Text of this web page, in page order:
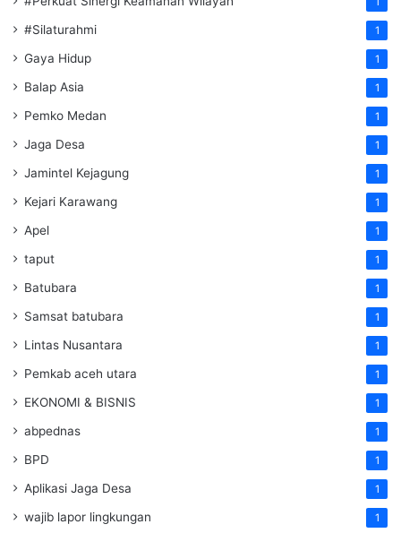
#Silaturahmi 1
Gaya Hidup 1
Balap Asia 1
Pemko Medan 1
Jaga Desa 1
Jamintel Kejagung 1
Kejari Karawang 1
Apel 1
taput 1
Batubara 1
Samsat batubara 1
Lintas Nusantara 1
Pemkab aceh utara 1
EKONOMI & BISNIS 1
abpednas 1
BPD 1
Aplikasi Jaga Desa 1
wajib lapor lingkungan 1